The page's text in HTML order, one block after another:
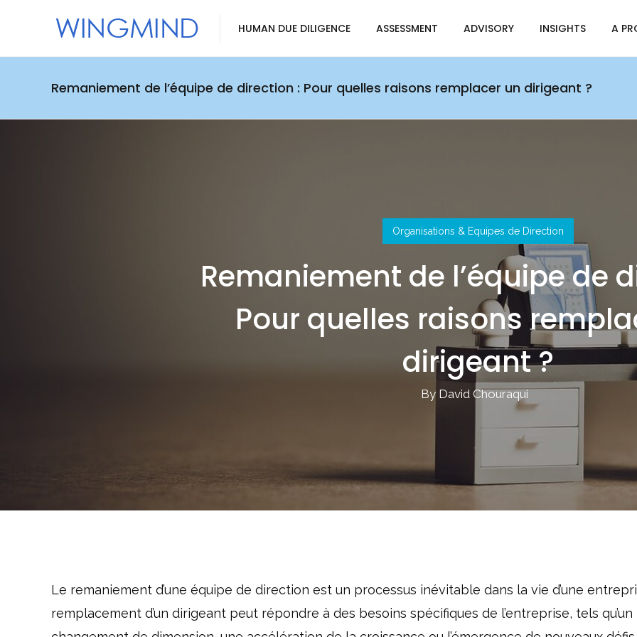
HUMAN DUE DILIGENCE ASSESSMENT ADVISORY INSIGHTS A
Remaniement de l’équipe de direction : Pour quelles raisons remplacer un dirigeant ?
Organisations & Equipes de Direction
Remaniement de l’équipe de
Pour quelles raisons
dirigeant ?
By David Chouraqui
Le remaniement d’une équipe de direction est un processus inévitable dans la vie d’une
remplacement d’un dirigeant peut répondre à des besoins spécifiques de l’entreprise, tels qu’un